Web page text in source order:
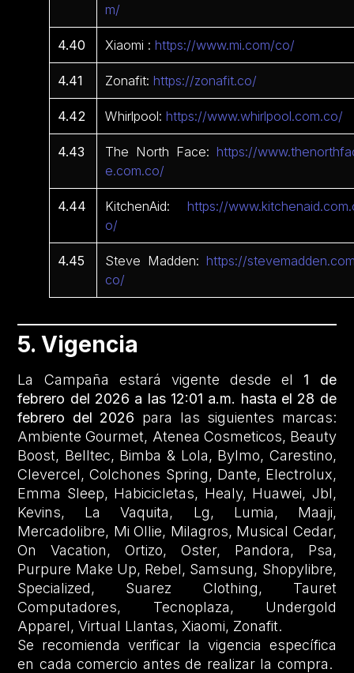
m/
4.40 Xiaomi :https://www.mi.com/co/
4.41 Zonafit:https://zonafit.co/
4.42 Whirlpool:https://www.whirlpool.com.co/
4.43 The North Face:https://
e.com.co/
4.44 KitchenAid:https://
o/
4.45 Steve Madden:https://
co/
5. Vigencia
La Campaña estará vigente desde el
1 de
febrero del 2026 a las 12:01 a.m. hasta el 28 de
febrero del 2026 para las siguientes marcas:
Ambiente Gourmet, Atenea Cosmeticos, Beauty
Boost, Belltec, Bimba & Lola, Bylmo, Carestino,
Clevercel, Colchones Spring, Dante, Electrolux,
Emma Sleep, Habicicletas, Healy, Huawei, Jbl,
Kevins, La Vaquita, Lg, Lumia, Maaji,
Mercadolibre, Mi Ollie, Milagros, Musical Cedar,
On Vacation, Ortizo, Oster, Pandora, Psa,
Purpure Make Up, Rebel, Samsung, Shopylibre,
Specialized, Suarez Clothing, Tauret
Computadores, Tecnoplaza, Undergold
Apparel, Virtual Llantas, Xiaomi, Zonafit.
Se recomienda verificar la vigencia específica
en cada comercio antes de realizar la compra.